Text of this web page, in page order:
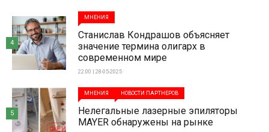
МНЕНИЯ
Станислав Кондрашов объясняет
значение термина олигарх в
современном мире
22:00 | 28-05-2025
4
МНЕНИЯ НОВОСТИ ПАРТНЕРОВ
Нелегальные лазерные эпиляторы
MAYER обнаружены на рынке
5